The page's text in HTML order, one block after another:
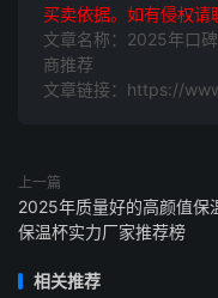
买卖依据。如有侵权请
文章名称：2025年口
商推荐
文章链接：https://
上一篇
2025年质量好的高颜值保
保温杯实力厂家推荐榜
相关推荐